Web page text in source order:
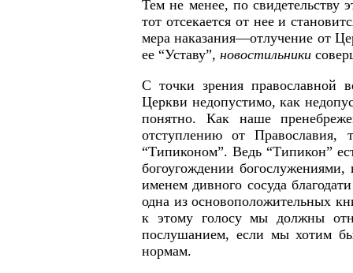
Тем не менее, по свидетельству
тот отсекается от нее и
мера наказания—отлучение от
ее “Уставу”, новостильники
С точки зрения православной
Церкви недопустимо, как
понятно. Как наше
отступлению от Православия,
“Типиконом”. Ведь “Типикон”
богоугождении
именем дивного сосуда
одна из основоположительных
к этому голосу мы должны
послушанием, если мы хотим
нормам.